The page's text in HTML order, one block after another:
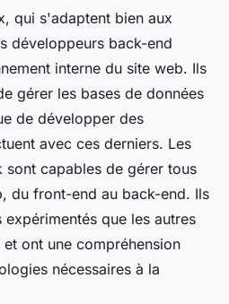
qui s'adaptent bien aux
développeurs back-end
interne du site web. Ils
gérer les bases de données
de développer des
avec ces derniers. Les
capables de gérer tous
du front-end au back-end. Ils
que les autres
ont une compréhension
nécessaires à la